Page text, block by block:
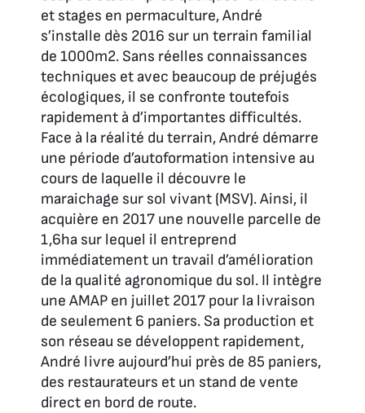
et stages en permaculture, André
s’installe dès 2016 sur un terrain familial
de 1000m2. Sans réelles connaissances
techniques et avec beaucoup de préjugés
écologiques, il se confronte toutefois
rapidement à d’importantes difficultés.
Face à la réalité du terrain, André démarre
une période d’autoformation intensive au
cours de laquelle il découvre le
maraichage sur sol vivant (MSV). Ainsi, il
acquière en 2017 une nouvelle parcelle de
1,6ha sur lequel il entreprend
immédiatement un travail d’amélioration
de la qualité agronomique du sol. Il intègre
une AMAP en juillet 2017 pour la livraison
de seulement 6 paniers. Sa production et
son réseau se développent rapidement,
André livre aujourd’hui près de 85 paniers,
des restaurateurs et un stand de vente
direct en bord de route.